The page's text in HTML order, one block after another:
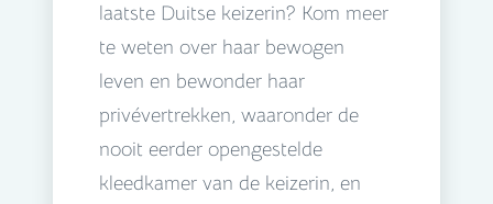
laatste Duitse keizerin? Kom meer
te weten over haar bewogen
leven en bewonder haar
privévertrekken, waaronder de
nooit eerder opengestelde
kleedkamer van de keizerin, en